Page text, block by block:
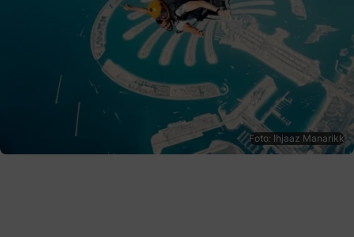
Foto: Ihjaaz Manarikk